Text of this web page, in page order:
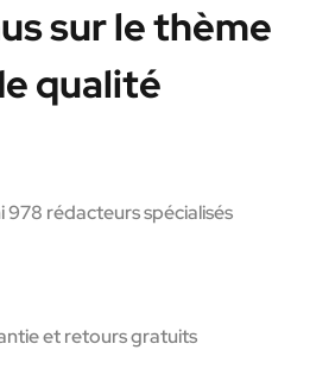
sur le thème
qualité
978 rédacteurs spécialisés
et retours gratuits